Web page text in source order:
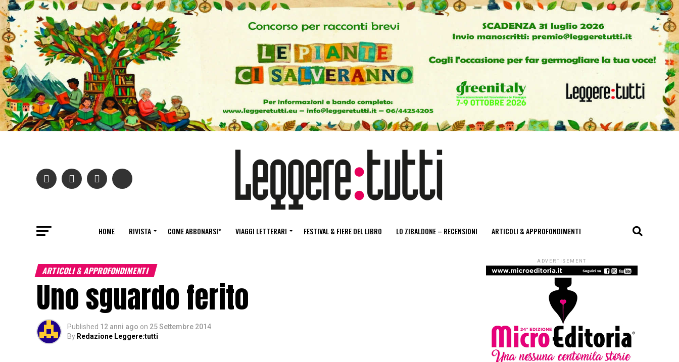
HOME RIVISTA COME ABBONARSI* VIAGGI LETTERARI FESTIVAL & FIERE DEL LIBRO LO ZIBALDONE – RECENSIONI ARTICOLI & APPROFONDIMENTI
ARTICOLI & APPROFONDIMENTI
Uno sguardo ferito
Published 12 anni ago on 25 Settembre 2014
By Redazione Leggere:tutti
ADVERTISEMENT